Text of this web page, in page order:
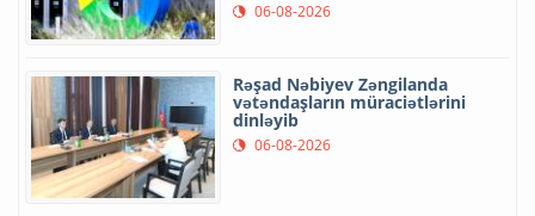
06-08-2026
Rəşad Nəbiyev Zəngilanda
vətəndaşların müraciətlərini
dinləyib
06-08-2026